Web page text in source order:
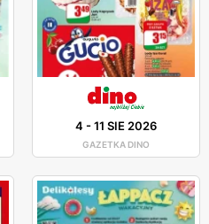
4 -11 SIE 2026
GAZETKA DINO